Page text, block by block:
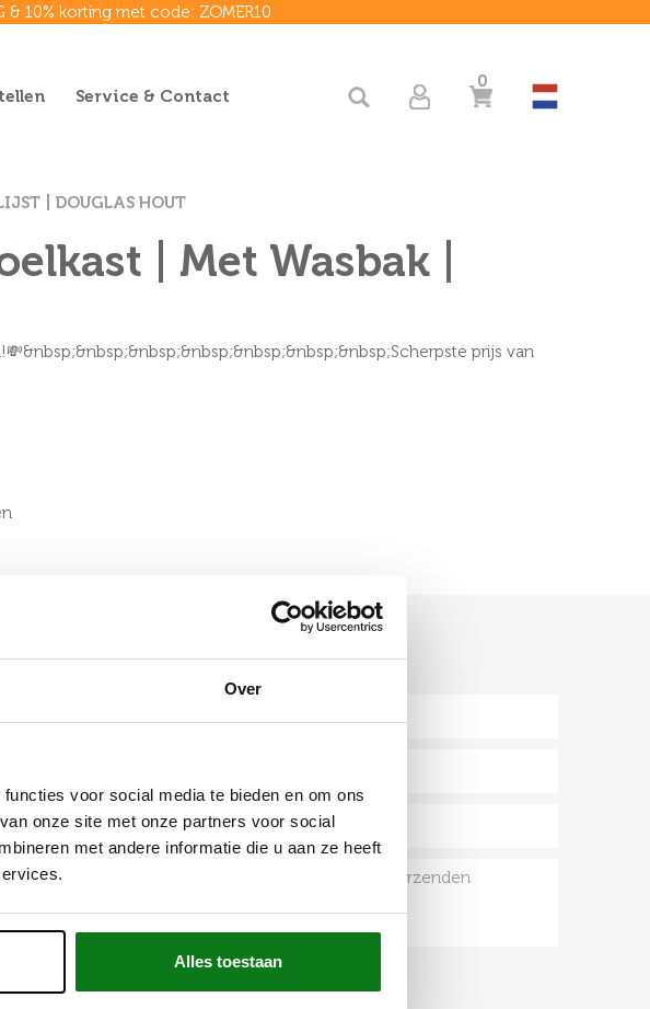
Over
voor social media te bieden en om ons
onze site met onze partners voor social
met andere informatie die u aan ze heeft
Alles toestaan
10% korting met code: ZOMER10
Service & Contact
0
| DOUGLAS HOUT
| Met Wasbak |
prijs van
STUUR ONS JE VRAAG